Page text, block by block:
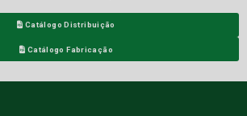
Catálogo Distribuição
Catálogo Fabricação